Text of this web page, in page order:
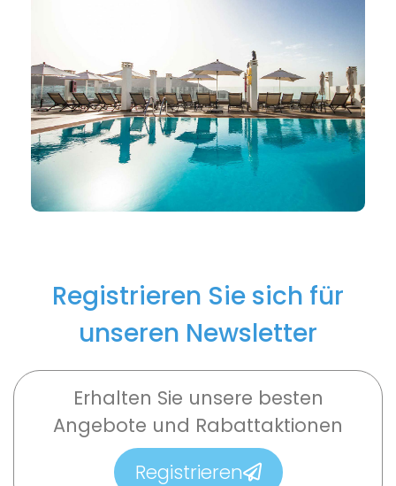
Registrieren Sie sich für
unseren Newsletter
Erhalten Sie unsere besten
Angebote und Rabattaktionen
Registrieren